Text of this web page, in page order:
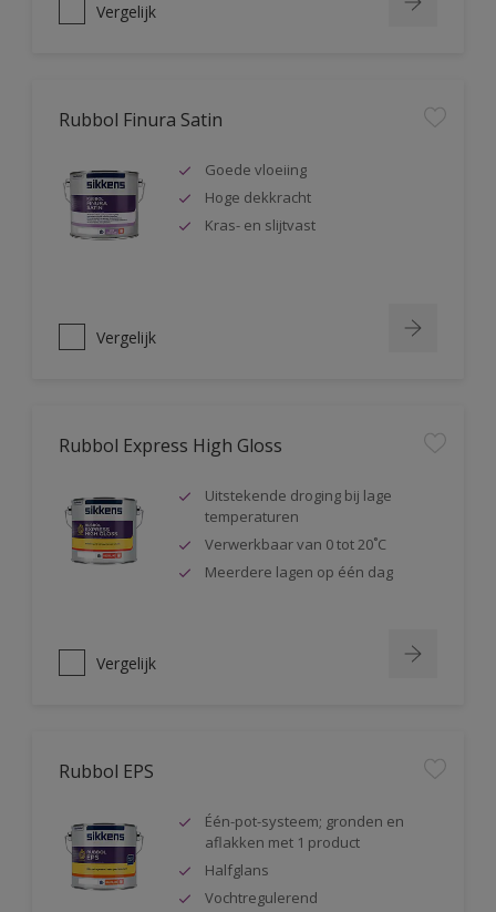
Vergelijk
Rubbol Finura Satin
Goede vloeiing
Hoge dekkracht
Kras- en slijtvast
Vergelijk
Rubbol Express High Gloss
Uitstekende droging bij lage
temperaturen
Verwerkbaar van 0 tot 20˚C
Meerdere lagen op één dag
Vergelijk
Rubbol EPS
Één-pot-systeem; gronden en
aflakken met 1 product
Halfglans
Vochtregulerend